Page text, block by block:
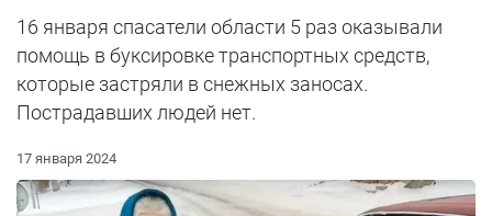
16 января спасатели области 5 раз оказывали
помощь в буксировке транспортных средств,
которые застряли в снежных заносах.
Пострадавших людей нет.
17 января 2024